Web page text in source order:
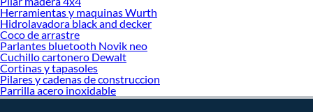
Herramientas y maquinas Wurth
Hidrolavadora black and decker
Coco de arrastre
Parlantes bluetooth Novik neo
Cuchillo cartonero Dewalt
Cortinas y tapasoles
Pilares y cadenas de construccion
Parrilla acero inoxidable